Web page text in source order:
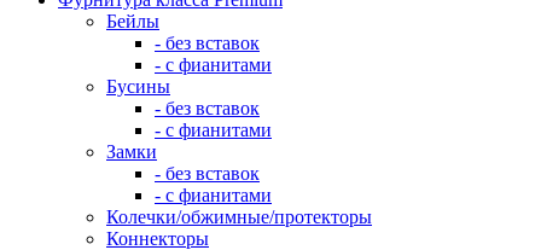
Бейлы
- без вставок
- с фианитами
Бусины
- без вставок
- с фианитами
Замки
- без вставок
- с фианитами
Колечки/обжимные/протекторы
Коннекторы